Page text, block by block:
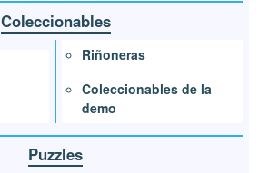
Coleccionables
Riñoneras
Coleccionables de la
demo
Puzzles